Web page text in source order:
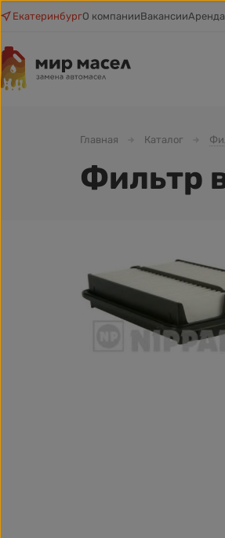
ЕкатеринбургО компанииВакансииАренда
Главная Каталог
Фильтр